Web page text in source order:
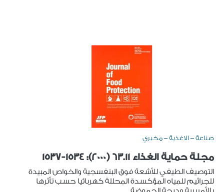
صناعة - الاغذية - مخبري
مجلة حماية الغذاء 63.11 (2000): 1534-1537
التوصيف الطيفي للأشعة فوق البنفسجية والخواص المبيدة
للجراثيم للمياه المؤكسدة المحللة كهربائيا حسب تأثرها